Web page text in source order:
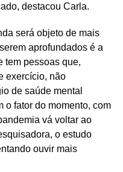
destacou Carla.
será objeto de mais
aprofundados é a
tem pessoas que,
exercício, não
de saúde mental
o fator do momento, com
vá voltar ao
o estudo
ouvir mais